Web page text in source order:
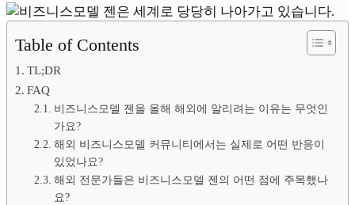
Table of Contents
TL;DR
FAQ
비즈니스모델 젠을 올해 해외에 알리려는 이유는 무엇인
가요?
해외 비즈니스모델 커뮤니티에서는 실제로 어떤 반응이
있었나요?
해외 전문가들은 비즈니스모델 젠의 어떤 점에 주목했나
요?